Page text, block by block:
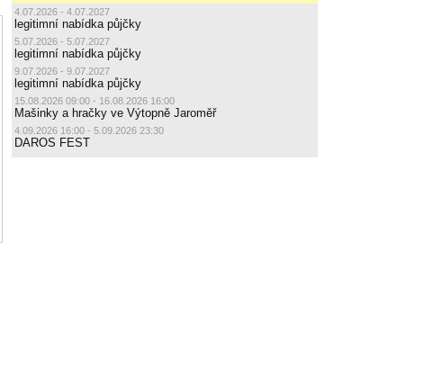
4.07.2026 - 4.07.2027
legitimní nabídka půjčky
5.07.2026 - 5.07.2027
legitimní nabídka půjčky
9.07.2026 - 9.07.2027
legitimní nabídka půjčky
15.08.2026 09:00 - 16.08.2026 16:00
Mašinky a hračky ve Výtopně Jaroměř
4.09.2026 16:00 - 5.09.2026 23:30
DAROS FEST